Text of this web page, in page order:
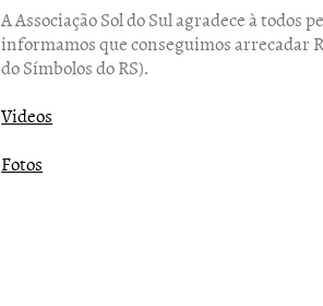
A Associação Sol do Sul agradece à
informamos que conseguimos arrecadar
do Símbolos do RS).
Videos
Fotos